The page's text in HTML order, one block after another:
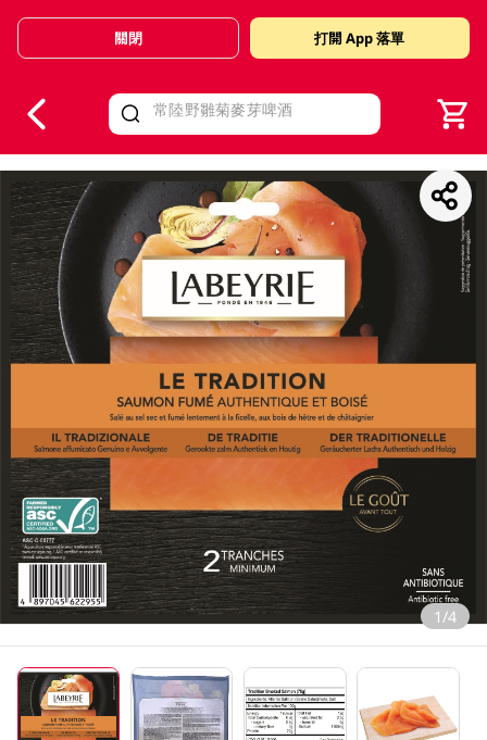
Valid Until 30 June 2026
關閉 打開 App 落單
1/4